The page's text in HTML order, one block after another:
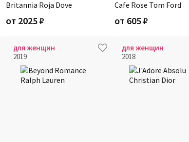
Britannia Roja Dove
от 2025₽
Cafe Rose Tom Ford
от 605₽
для женщин
2019
для женщин
2018